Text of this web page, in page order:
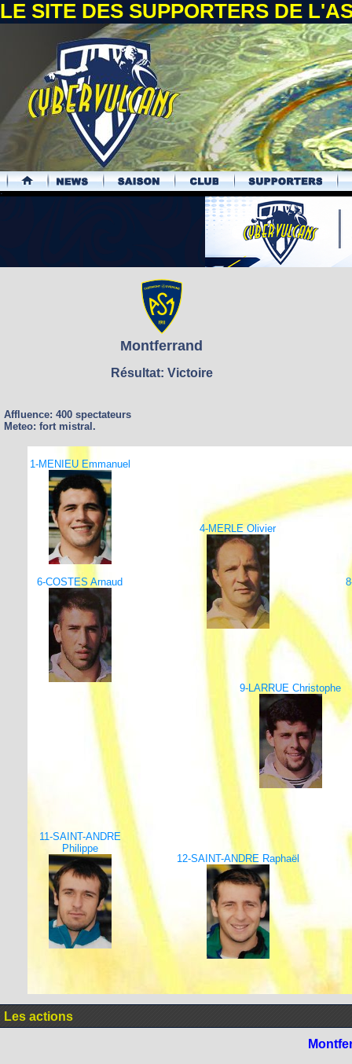
LE SITE DES SUPPORTERS DE
.
Montferrand
Résultat: Victoire
Affluence: 400 spectateurs
Meteo: fort mistral.
1-MENIEU Emmanuel
4-MERLE Olivier
6-COSTES Arnaud
9-LARRUE Christophe
11-SAINT-ANDRE
Philippe
12-SAINT-ANDRE Raphaël
Les actions